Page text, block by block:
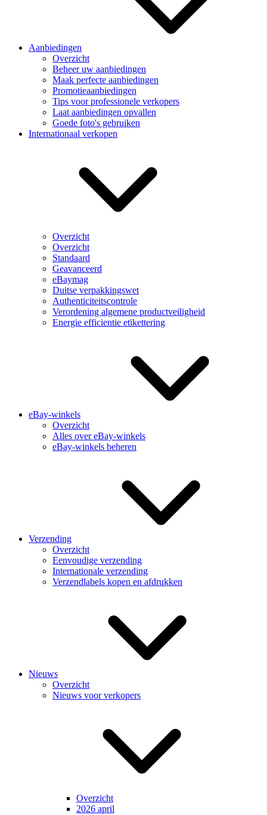
Aanbiedingen
Overzicht
Beheer uw aanbiedingen
Maak perfecte aanbiedingen
Promotieaanbiedingen
Tips voor professionele verkopers
Laat aanbiedingen opvallen
Goede foto's gebruiken
Internationaal verkopen
Overzicht
Overzicht
Standaard
Geavanceerd
eBaymag
Duitse verpakkingswet
Authenticiteitscontrole
Verordening algemene productveiligheid
Energie efficientie etikettering
eBay-winkels
Overzicht
Alles over eBay-winkels
eBay-winkels beheren
Verzending
Overzicht
Eenvoudige verzending
Internationale verzending
Verzendlabels kopen en afdrukken
Nieuws
Overzicht
Nieuws voor verkopers
Overzicht
2026 april